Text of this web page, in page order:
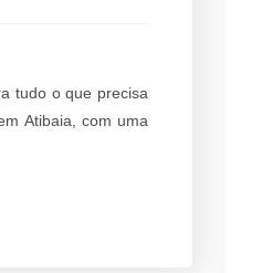
tudo o que precisa
Atibaia, com uma